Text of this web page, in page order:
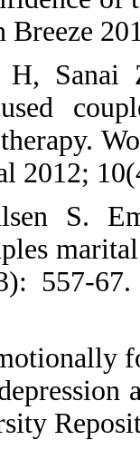
Journal of
20.
systemic
and
21. Tie S,
therapy
Ther
22. Reinitz
A
Catherine